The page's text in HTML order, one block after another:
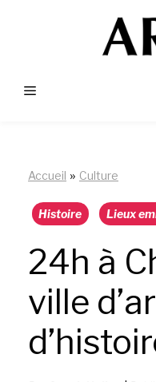
Accueil » Culture
Histoire Lieux
24h à
ville